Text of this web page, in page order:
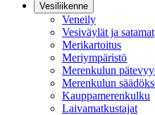
Vesiliikenne
Veneily
Vesiväylät ja satamat
Merikartoitus
Meriympäristö
Merenkulun
Merenkulun
Kauppamerenkulku
Laivamatkustajat